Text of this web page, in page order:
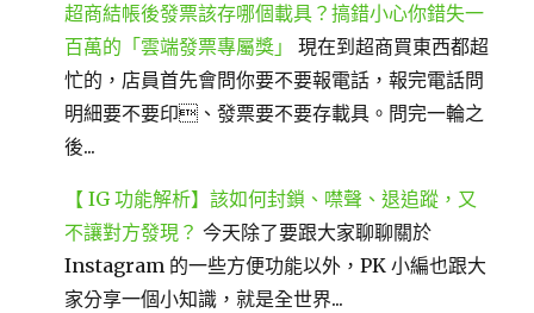
超商結帳後發票該存哪個載具？搞錯小心你錯失一
百萬的「雲端發票專屬獎」
現在到超商買東西都超
忙的，店員首先會問你要不要報電話，報完電話問
明細要不要印、發票要不要存載具。問完一輪之
後...
【 IG 功能解析】該如何封鎖、噤聲、退追蹤，又
不讓對方發現？ 今天除了要跟大家聊聊關於
Instagram 的一些方便功能以外，PK 小編也跟大
家分享一個小知識，就是全世界...